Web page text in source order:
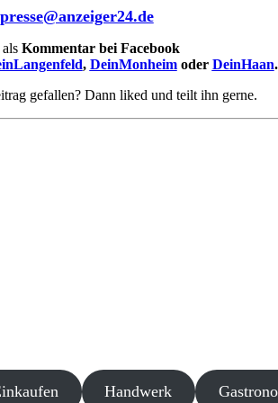
presse@anzeiger24.de
Kommentar bei Facebook
, DeinMonheimoder DeinHaan.
gefallen? Dann liked und teilt ihn gerne.
Handwerk